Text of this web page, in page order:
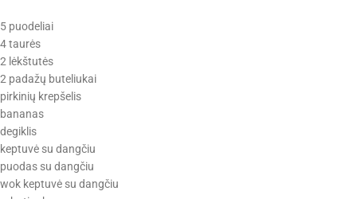
5 puodeliai
4 taurės
2 lėkštutės
2 padažų buteliukai
pirkinių krepšelis
bananas
degiklis
keptuvė su dangčiu
puodas su dangčiu
wok keptuvė su dangčiu